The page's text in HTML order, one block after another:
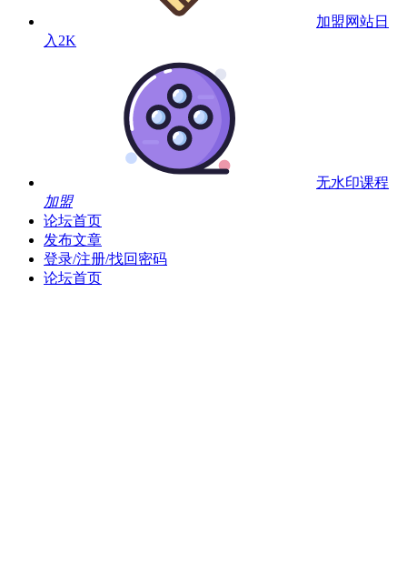
加盟网站日
入2K
无水印课程
加盟
论坛首页
发布文章
登录/注册/找回密码
论坛首页